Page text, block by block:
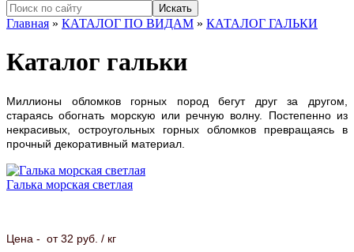
Главная » КАТАЛОГ ПО ВИДАМ » КАТАЛОГ ГАЛЬКИ
Каталог гальки
Миллионы обломков горных пород бегут друг за другом,
стараясь обогнать морскую или речную волну. Постепенно из
некрасивых, остроугольных горных обломков превращаясь в
прочный декоративный материал.
Галька морская светлая
Цена - от 32 руб. / кг